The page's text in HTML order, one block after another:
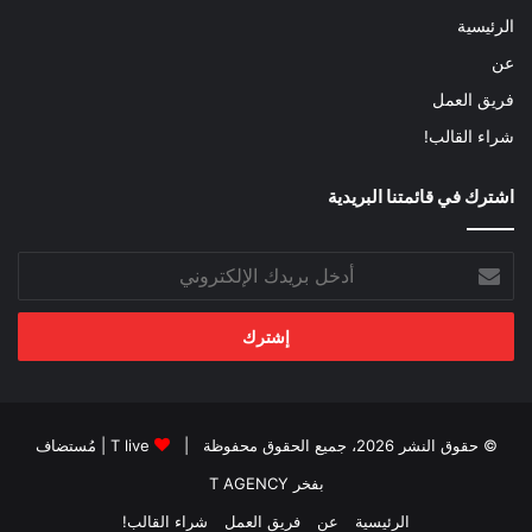
الرئيسية
عن
فريق العمل
شراء القالب!
اشترك في قائمتنا البريدية
أدخل
بريدك
الإلكتروني
© حقوق النشر 2026، جميع الحقوق محفوظة | T live | مُستضاف
بفخر T AGENCY
الرئيسية
عن فريق العمل شراء القالب!